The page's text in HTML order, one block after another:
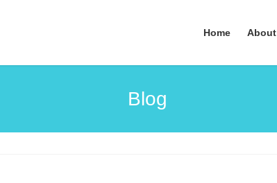
Home About
Blog